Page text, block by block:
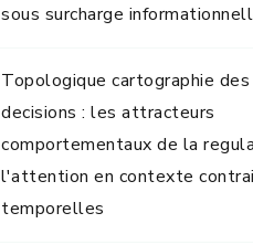
sous surcharge
Topologique cartographie des
decisions : les attracteurs
comportementaux de la
l'attention en contexte
temporelles